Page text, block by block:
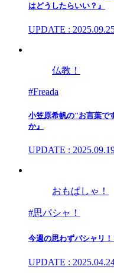
はどうしたらいい？』
UPDATE :
仏教！
#Freada
小笠原希帆の"お言葉で
か』
UPDATE :
おもぱしゃ！
#思パシャ！
今週の思わずパシャリ！
UPDATE :